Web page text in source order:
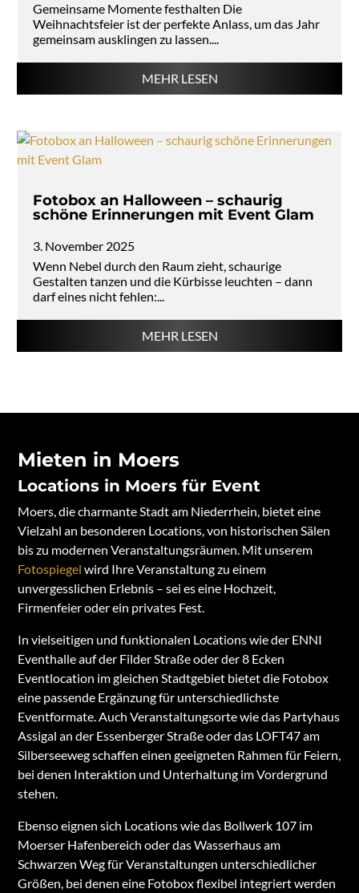
Gemeinsame Momente festhalten Die
Weihnachtsfeier ist der perfekte Anlass, um das Jahr
gemeinsam ausklingen zu lassen....
MEHR LESEN
Fotobox an Halloween – schaurig
schöne Erinnerungen mit Event Glam
3. November 2025
Wenn Nebel durch den Raum zieht, schaurige
Gestalten tanzen und die Kürbisse leuchten – dann
darf eines nicht fehlen:...
MEHR LESEN
Mieten in Moers
Locations in Moers für Event
Moers, die charmante Stadt am Niederrhein, bietet eine
Vielzahl an besonderen Locations, von historischen Sälen
bis zu modernen Veranstaltungsräumen. Mit unserem
Fotospiegel wird Ihre Veranstaltung zu einem
unvergesslichen Erlebnis – sei es eine Hochzeit,
Firmenfeier oder ein privates Fest.
In vielseitigen und funktionalen Locations wie der ENNI
Eventhalle auf der Filder Straße oder der 8 Ecken
Eventlocation im gleichen Stadtgebiet bietet die Fotobox
eine passende Ergänzung für unterschiedlichste
Eventformate. Auch Veranstaltungsorte wie das Partyhaus
Assigal an der Essenberger Straße oder das LOFT47 am
Silberseeweg schaffen einen geeigneten Rahmen für Feiern,
bei denen Interaktion und Unterhaltung im Vordergrund
stehen.
Ebenso eignen sich Locations wie das Bollwerk 107 im
Moerser Hafenbereich oder das Wasserhaus am
Schwarzen Weg für Veranstaltungen unterschiedlicher
Größen, bei denen eine Fotobox flexibel integriert werden